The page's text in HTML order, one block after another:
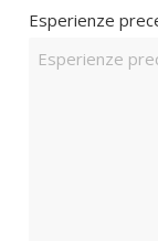
Esperienze